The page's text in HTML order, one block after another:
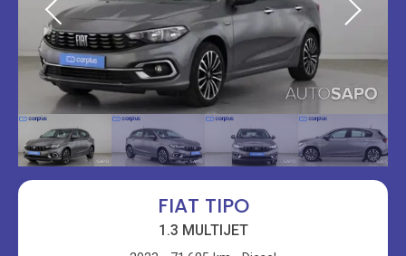
FIAT TIPO
1.3 MULTIJET